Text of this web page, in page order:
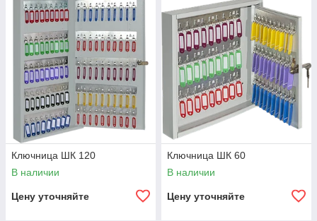
Ключница ШК 120
В наличии
Цену уточняйте
Ключница ШК 60
В наличии
Цену уточняйте